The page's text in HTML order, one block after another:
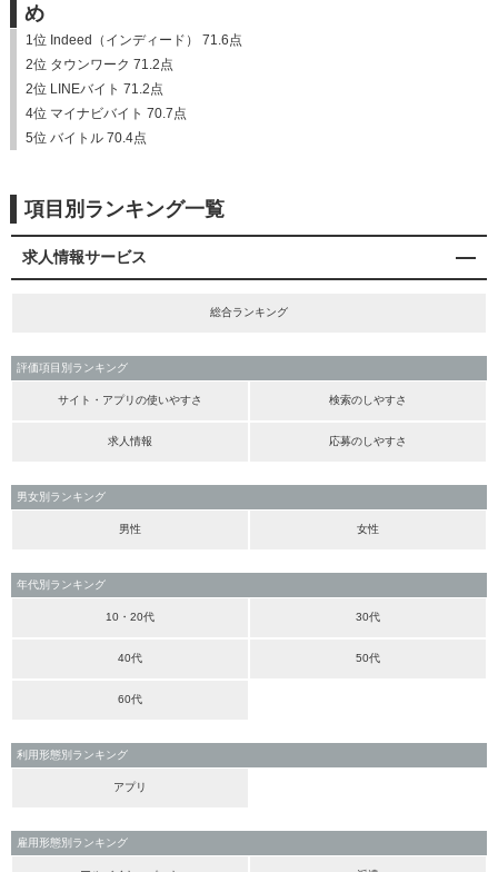
め
1位 Indeed（インディード） 71.6点
2位 タウンワーク 71.2点
2位 LINEバイト 71.2点
4位 マイナビバイト 70.7点
5位 バイトル 70.4点
項目別ランキング一覧
求人情報サービス
総合ランキング
評価項目別ランキング
サイト・アプリの使いやすさ 検索のしやすさ
求人情報 応募のしやすさ
男女別ランキング
男性 女性
年代別ランキング
10・20代 30代
40代 50代
60代
利用形態別ランキング
アプリ
雇用形態別ランキング